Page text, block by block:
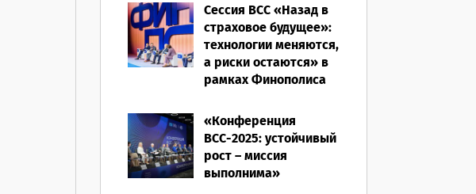
16.03.2026
Сессия ВСС «Назад в
страховое будущее»:
технологии меняются,
а риски остаются» в
рамках Финополиса
16.03.2026
«Конференция
ВСС-2025: устойчивый
рост – миссия
выполнима»